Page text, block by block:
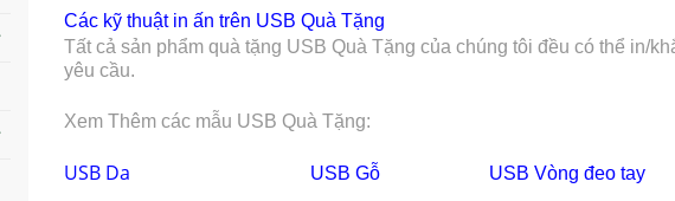
Các kỹ thuật in ấn trên USB Quà Tặng
Tất cả sản phẩm quà tặng USB Quà Tặng của chúng tôi đều có thể in/
yêu cầu.
Xem Thêm các mẫu USB Quà Tặng:
USB Da USB Gỗ USB Vòng đeo tay